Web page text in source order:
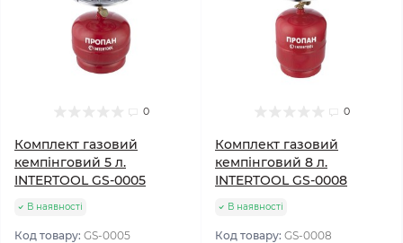
0
Комплект газовий
кемпінговий 5 л.
INTERTOOL GS-0005
В наявності
Код товару: GS-0005
0
Комплект газовий
кемпінговий 8 л.
INTERTOOL GS-0008
В наявності
Код товару: GS-0008